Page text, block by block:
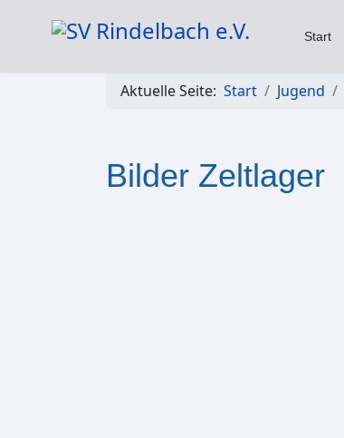
Start
Aktuelle Seite: Start Jugend
Bilder Zeltlager